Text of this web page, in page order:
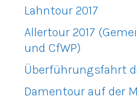
Lahntour 2017
Allertour 2017
und CfWP)
Überführungsfahrt
Damentour auf der